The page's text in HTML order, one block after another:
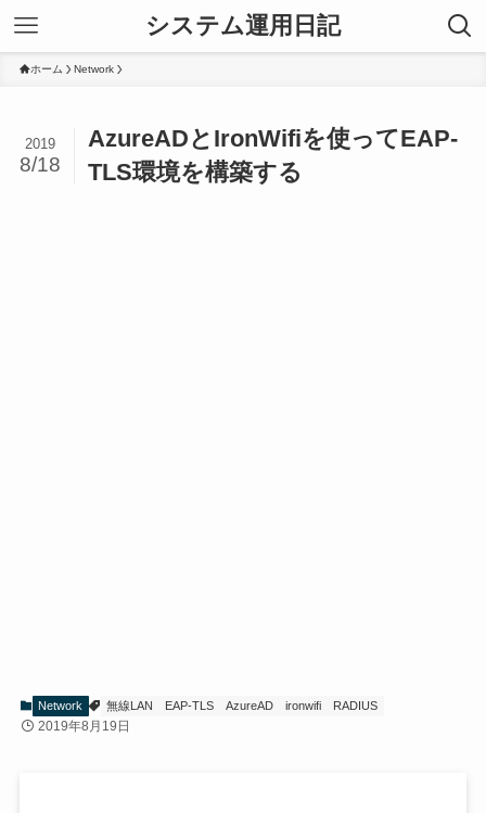
システム運用日記
ホーム Network
AzureADとIronWifiを使ってEAP-
TLS環境を構築する
2019
8/18
Network 無線LAN EAP-TLS AzureAD ironwifi RADIUS
2019年8月19日